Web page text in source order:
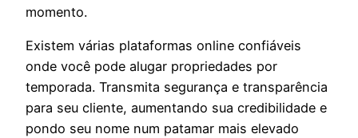
momento.
Existem várias plataformas online confiáveis
onde você pode alugar propriedades por
temporada. Transmita segurança e transparência
para seu cliente, aumentando sua credibilidade e
pondo seu nome num patamar mais elevado